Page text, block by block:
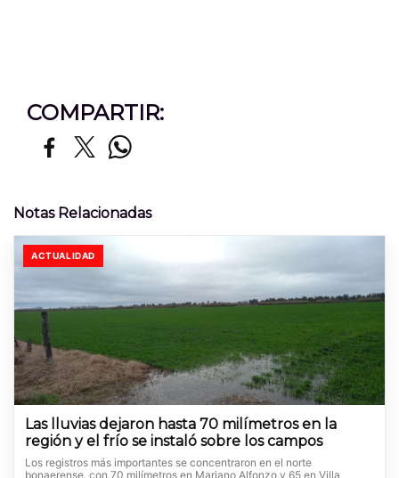
COMPARTIR:
Notas Relacionadas
ACTUALIDAD
Las lluvias dejaron hasta 70 milímetros en la
región y el frío se instaló sobre los campos
Los registros más importantes se concentraron en el norte
bonaerense, con 70 milímetros en Mariano Alfonzo y 65 en Villa